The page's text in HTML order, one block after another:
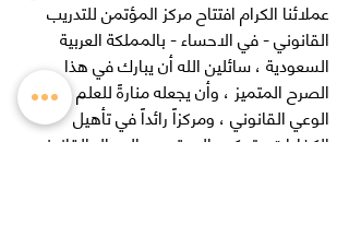
عملائنا الكرام افتتاح مركز المؤتمن للتدريب
القانوني - في الاحساء - بالمملكة العربية
السعودية ، سائلين الله أن يبارك في هذا
الصرح المتميز ، وأن يجعله منارةً للعلم ونشر
الوعي القانوني ، ومركزاً رائداً في تأهيل
الكفاءات وتمكين المهتمين بالمجال القانوني .